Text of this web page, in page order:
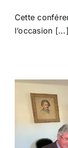
Cette
l’occasion [...]